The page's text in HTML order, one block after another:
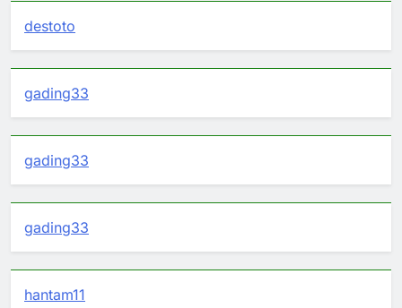
destoto
gading33
gading33
gading33
hantam11